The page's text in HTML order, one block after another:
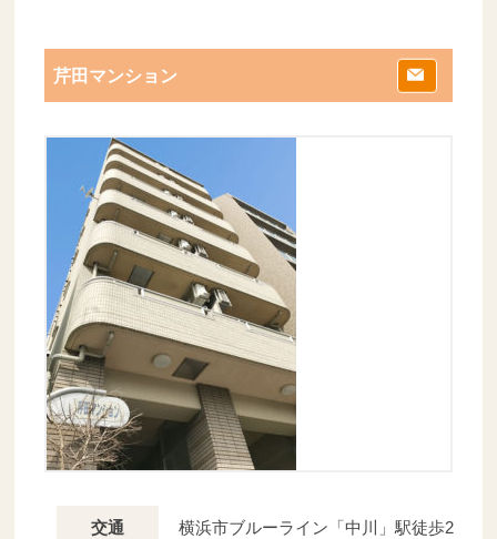
芹田マンション
交通
横浜市ブルーライン「中川」駅徒歩2